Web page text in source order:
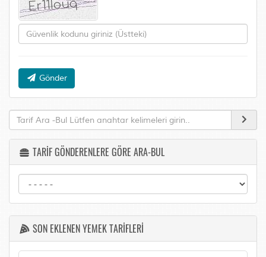
Gönder
TARİF GÖNDERENLERE GÖRE ARA-BUL
SON EKLENEN YEMEK TARİFLERİ